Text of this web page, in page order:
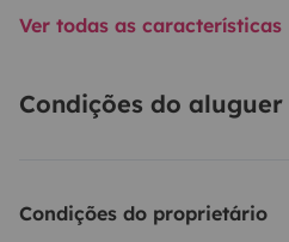
Ver todas as características
Condições do aluguer
Condições do proprietário